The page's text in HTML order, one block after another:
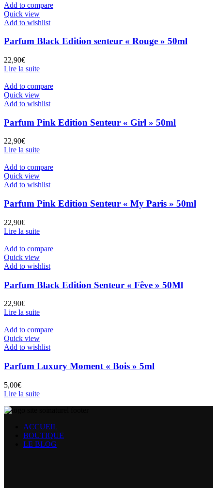
Add to compare
Quick view
Add to wishlist
Parfum Black Edition senteur « Rouge » 50ml
22,90€
Lire la suite
Add to compare
Quick view
Add to wishlist
Parfum Pink Edition Senteur « Girl » 50ml
22,90€
Lire la suite
Add to compare
Quick view
Add to wishlist
Parfum Pink Edition Senteur « My Paris » 50ml
22,90€
Lire la suite
Add to compare
Quick view
Add to wishlist
Parfum Black Edition Senteur « Fêve » 50Ml
22,90€
Lire la suite
Add to compare
Quick view
Add to wishlist
Parfum Luxury Moment « Bois » 5ml
5,00€
Lire la suite
ACCUEIL
BOUTIQUE
LE BLOG